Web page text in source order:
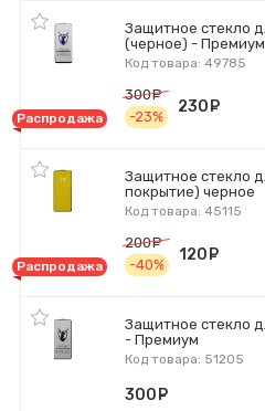
Защитное стекло
(черное) - Премиум
Код товара: 49785
Распродажа
300
-23%
230
Защитное стекло
покрытие) черное
Код товара: 45115
Распродажа
200
-40%
120
Защитное стекло
- Премиум
Код товара: 51205
300